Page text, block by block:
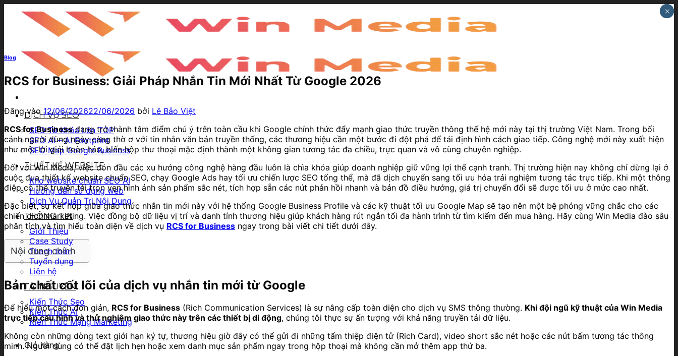
DỊCH VỤ SEO
SEO Từ Khóa Lên TOP
SEO AI – AI Footprint
SEO Map Google Business
THIẾT KẾ WEBSITE
Kho website chuẩn SEO AI
Hướng dẫn sử dụng web
Dịch Vụ Quản Trị Nội Dung
THÔNG TIN
Giới Thiệu
Case Study
Thanh toán
Tuyển dụng
Liên hệ
TÀI NGUYÊN
Kiến Thức Seo
Kiến Thức AI
Kiến Thức Mạng Marketing
Giỏ hàng
Blog
RCS for Business: Giải Pháp Nhắn Tin Mới Nhất Từ Google 2026
Đăng vào 12/06/202622/06/2026 bởi Lê Bảo Việt
RCS for Businessđang trở thành tâm điểm chú ý trên toàn cầu khi Google chính thức đẩy mạnh giao thức truyền thông thế hệ mới này tại thị trường Việt Nam. Trong bối
cảnh người dùng ngày càng thờ ơ với tin nhắn văn bản truyền thống, các thương hiệu cần một bước đi đột phá để tái định hình cách giao tiếp. Công nghệ mới này xuất hiện
như một lời giải hoàn hảo, biến hộp thư thoại mặc định thành một không gian tương tác đa chiều, trực quan và vô cùng chuyên nghiệp.
Đối với Win Media, việc đón đầu các xu hướng công nghệ hàng đầu luôn là chìa khóa giúp doanh nghiệp giữ vững lợi thế cạnh tranh. Thị trường hiện nay không chỉ dừng lại ở
cuộc đua thiết kế website chuẩn SEO, chạy Google Ads hay tối ưu chiến lược SEO tổng thể, mà đã dịch chuyển sang tối ưu hóa trải nghiệm tương tác trực tiếp. Khi một thông
điệp có thể truyền tải trọn vẹn hình ảnh sản phẩm sắc nét, tích hợp sẵn các nút phản hồi nhanh và bản đồ điều hướng, giá trị chuyển đổi sẽ được tối ưu ở mức cao nhất.
Đặc biệt, sự kết hợp giữa giao thức nhắn tin mới này với hệ thống Google Business Profile và các kỹ thuật tối ưu Google Map sẽ tạo nên một bệ phóng vững chắc cho các
chiến dịch marketing. Việc đồng bộ dữ liệu vị trí và danh tính thương hiệu giúp khách hàng rút ngắn tối đa hành trình từ tìm kiếm đến mua hàng. Hãy cùng Win Media đào sâu
phân tích và tìm hiểu toàn diện về dịch vụ RCS for Business ngay trong bài viết chi tiết dưới đây.
Nội dung chính
Bản chất cốt lõi của dịch vụ nhắn tin mới từ Google
Để hiểu một cách đơn giản, RCS for Business (Rich Communication Services) là sự nâng cấp toàn diện cho dịch vụ SMS thông thường. Khi đội ngũ kỹ thuật của Win Media
trực tiếp cấu hình và thử nghiệm giao thức này trên các thiết bị di động, chúng tôi thực sự ấn tượng với khả năng truyền tải dữ liệu.
Không còn những dòng text giới hạn ký tự, thương hiệu giờ đây có thể gửi đi những tấm thiệp điện tử (Rich Card), video short sắc nét hoặc các nút bấm tương tác thông
minh. Người dùng có thể đặt lịch hẹn hoặc xem danh mục sản phẩm ngay trong hộp thoại mà không cần mở thêm app thứ ba.
×
×
×